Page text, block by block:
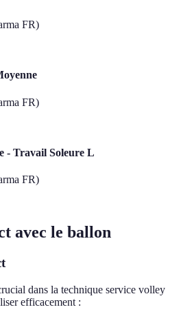
FR)
FR)
- Travail Soleure L
FR)
avec le ballon
dans la technique service volley
efficacement :